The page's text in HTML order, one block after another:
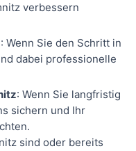
verbessern
: Wenn Sie den Schritt in
dabei professionelle
: Wenn Sie langfristig
sichern und Ihr
sind oder bereits